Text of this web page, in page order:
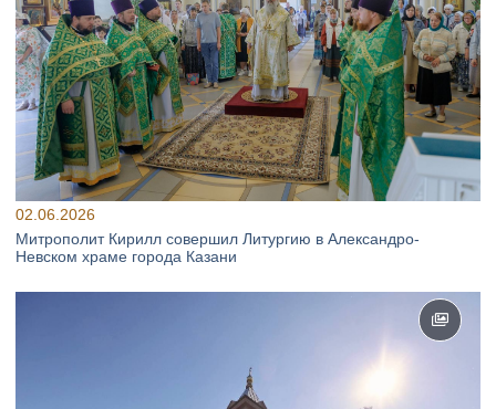
02.06.2026
Митрополит Кирилл совершил Литургию в Александро-
Невском храме города Казани